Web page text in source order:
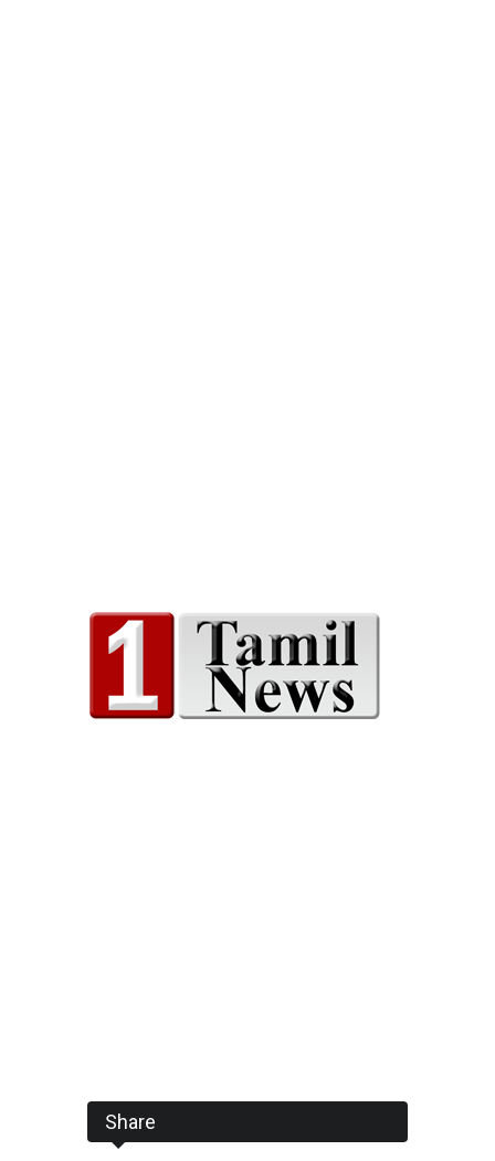
Share